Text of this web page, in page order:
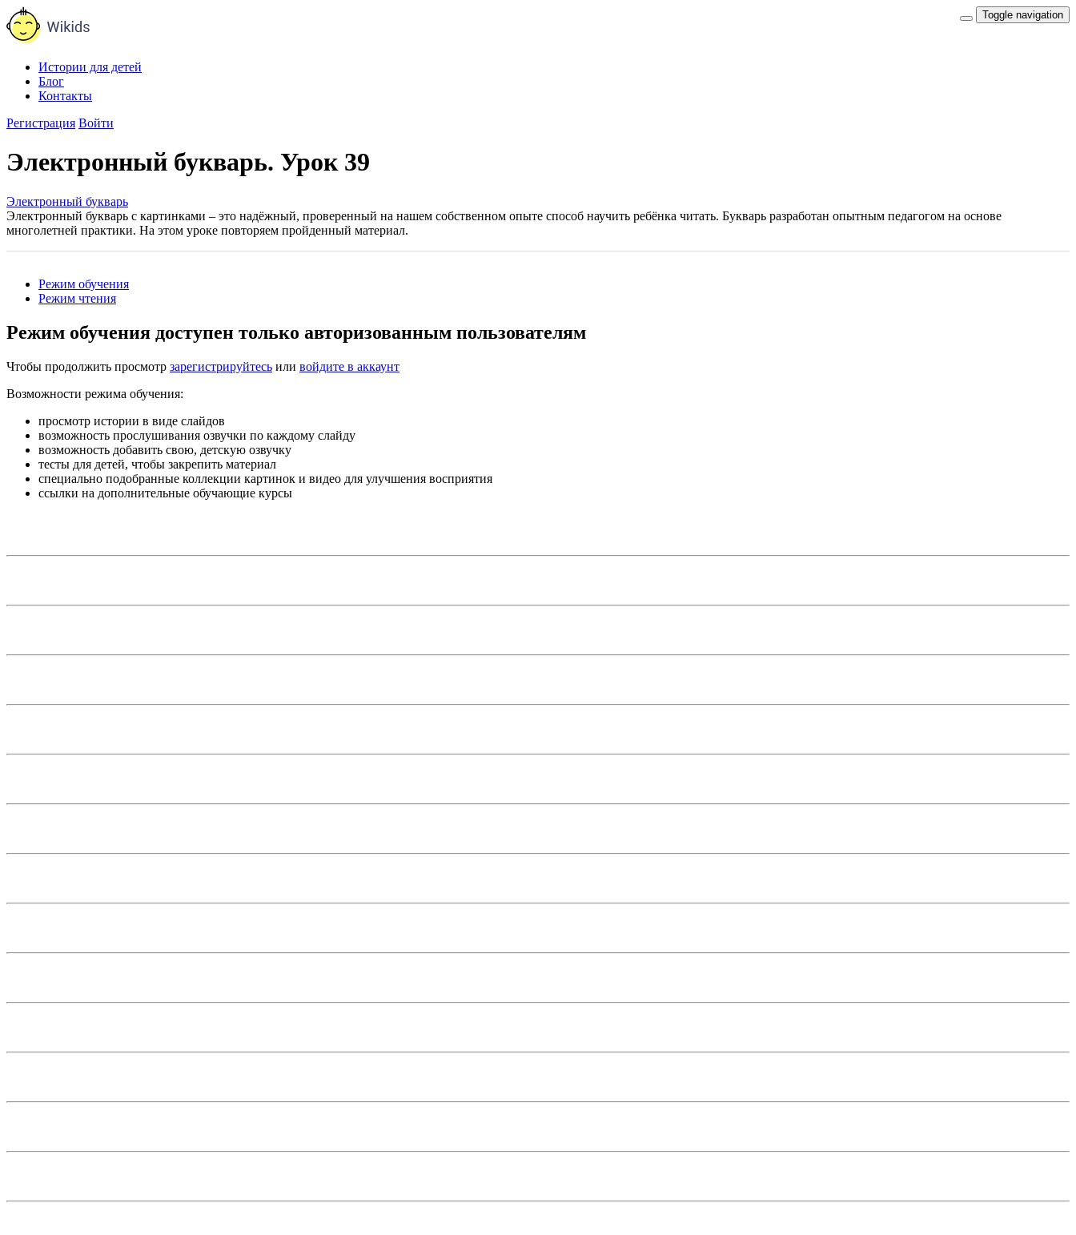
Toggle navigation
Истории для детей
Блог
Контакты
Регистрация Войти
Электронный букварь. Урок 39
Электронный букварь
Электронный букварь с картинками – это надёжный, проверенный на нашем собственном опыте способ научить ребёнка читать. Букварь разработан опытным педагогом на основе
многолетней практики. На этом уроке повторяем пройденный материал.
Режим обучения
Режим чтения
Режим обучения доступен только авторизованным пользователям
Чтобы продолжить просмотр зарегистрируйтесь или войдите в аккаунт
Возможности режима обучения:
просмотр истории в виде слайдов
возможность прослушивания озвучки по каждому слайду
возможность добавить свою, детскую озвучку
тесты для детей, чтобы закрепить материал
специально подобранные коллекции картинок и видео для улучшения восприятия
ссылки на дополнительные обучающие курсы